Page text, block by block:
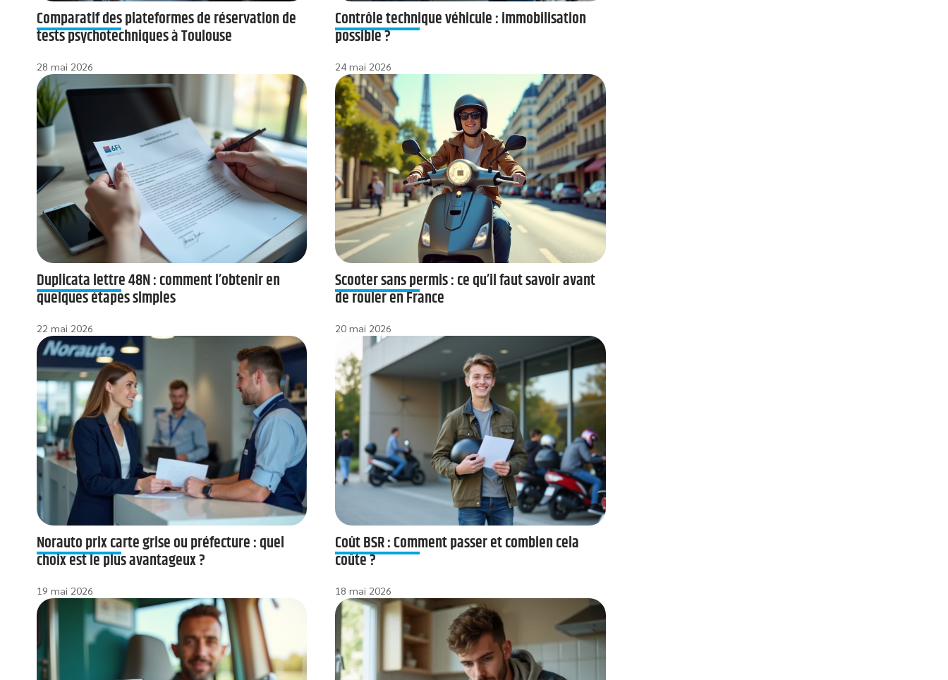
Comparatif des plateformes de réservation de
tests psychotechniques à Toulouse
28 mai 2026
Contrôle technique véhicule : immobilisation
possible ?
24 mai 2026
Duplicata lettre 48N : comment l’obtenir en
quelques étapes simples
22 mai 2026
Scooter sans permis : ce qu’il faut savoir avant
de rouler en France
20 mai 2026
Norauto prix carte grise ou préfecture : quel
choix est le plus avantageux ?
19 mai 2026
Coût BSR : Comment passer et combien cela
coûte ?
18 mai 2026